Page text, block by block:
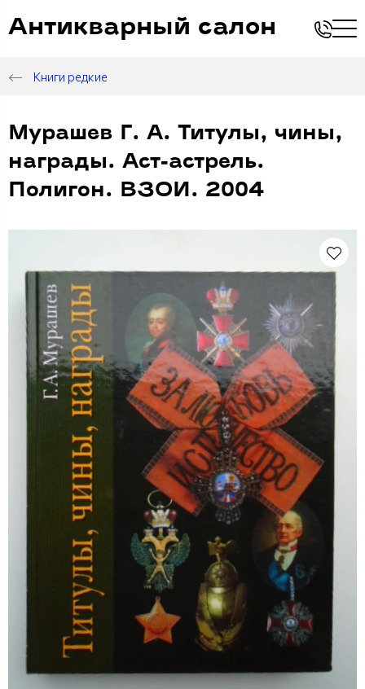
Антикварный салон
Книги редкие
Мурашев Г. А. Титулы, чины,
награды. Аст-астрель.
Полигон. ВЗОИ. 2004